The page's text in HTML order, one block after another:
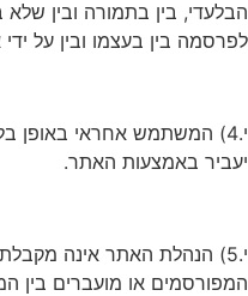
הבלעדי, בין בתמורה ובין
לפרסמה בין בעצמו ובין על
י.4) המשתמש אחראי באופן
יעביר באמצעות האתר.
י.5) הנהלת האתר אינה
המפורסמים או מועברים בין